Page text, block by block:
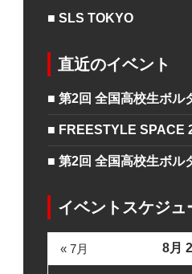
■ SLS TOKYO
直近のイベント
■ 第2回 全国高校生ボル
■ FREESTYLE SPACE
■ 第2回 全国高校生ボル
イベントスケジュ
8月
« 7月